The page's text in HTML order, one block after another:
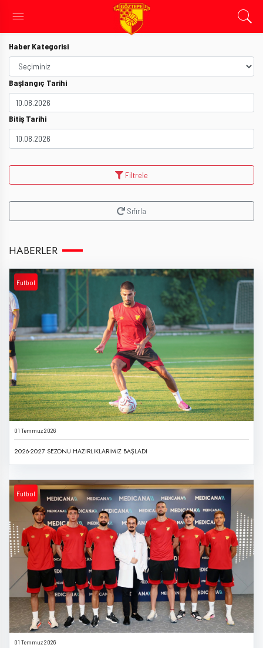
HABERLER
Haber Kategorisi
Başlangıç Tarihi
Bitiş Tarihi
Filtrele
Sıfırla
Futbol
01 Temmuz 2026
2026-2027 SEZONU HAZIRLIKLARIMIZ BAŞLADI
Futbol
01 Temmuz 2026